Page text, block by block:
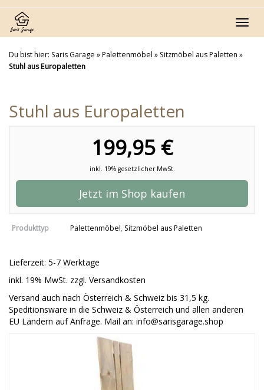
Skip
main
content
Du bist hier: Saris Garage »Palettenmöbel » Sitzmöbel aus Paletten »
Stuhl aus Europaletten
Stuhl aus Europaletten
199,95 €
inkl. 19% gesetzlicher MwSt.
Jetzt im Shop kaufen
Produkttyp Palettenmöbel, Sitzmöbel aus Paletten
Lieferzeit: 5-7 Werktage
inkl. 19% MwSt. zzgl. Versandkosten
Versand auch nach Österreich & Schweiz bis 31,5 kg.
Speditionsware in die Schweiz & Österreich und allen anderen
EU Ländern auf Anfrage. Mail an: info@sarisgarage.shop